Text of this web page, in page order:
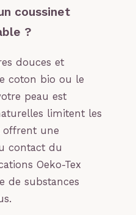
coussinet
?
douces et
coton bio ou le
peau est
limitent les
offrent une
contact du
Oeko-Tex
de substances